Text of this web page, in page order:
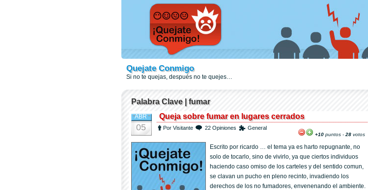
Quejate Conmigo
Si no te quejas, después no te quejes…
Palabra Clave | fumar
ABR
05
Queja sobre fumar en lugares cerrados
Por Visitante 22 Opiniones General
+10 puntos - 28 votos
Escrito por ricardo … el tema ya es harto repugnante, no
solo de tocarlo, sino de vivirlo, ya que ciertos individuos
haciendo caso omiso de los carteles y del sentido comun,
se clavan un pucho en pleno recinto, invadiendo los
derechos de los no fumadores, envenenando el ambiente.